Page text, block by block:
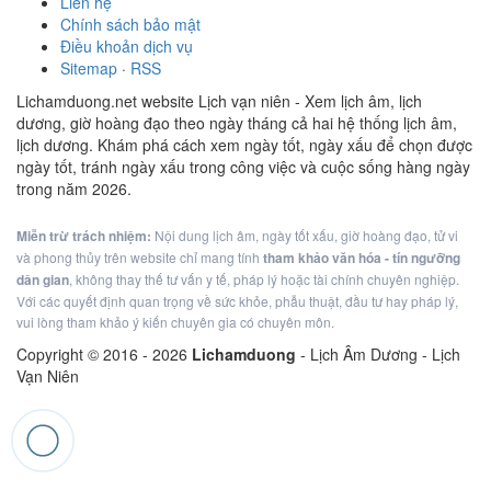
Chính sách bảo mật
Điều khoản dịch vụ
Sitemap · RSS
Lichamduong.net website Lịch vạn niên - Xem lịch âm, lịch
dương, giờ hoàng đạo theo ngày tháng cả hai hệ thống lịch âm,
lịch dương. Khám phá cách xem ngày tốt, ngày xấu để chọn được
ngày tốt, tránh ngày xấu trong công việc và cuộc sống hàng ngày
trong năm 2026.
Miễn trừ trách nhiệm: Nội dung lịch âm, ngày tốt xấu, giờ hoàng đạo, tử vi
và phong thủy trên website chỉ mang tính tham khảo văn hóa - tín ngưỡng
dân gian, không thay thế tư vấn y tế, pháp lý hoặc tài chính chuyên nghiệp.
Với các quyết định quan trọng về sức khỏe, phẫu thuật, đầu tư hay pháp lý,
vui lòng tham khảo ý kiến chuyên gia có chuyên môn.
Copyright © 2016 - 2026 Lichamduong - Lịch Âm Dương - Lịch
Vạn Niên